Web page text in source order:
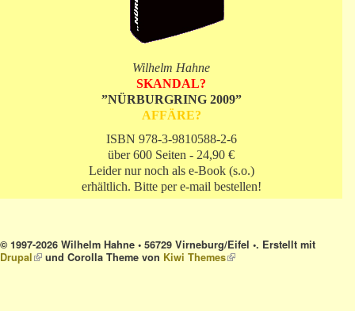
Wilhelm Hahne
SKANDAL?
”NÜRBURGRING 2009”
AFFÄRE?
ISBN 978-3-9810588-2-6
über 600 Seiten - 24,90 €
Leider nur noch als e-Book (s.o.)
erhältlich. Bitte per e-mail bestellen!
© 1997-2026 Wilhelm Hahne • 56729 Virneburg/Eifel •. Erstellt mit
Drupal(link is external)
und Corolla Theme von Kiwi Themes(link is external)